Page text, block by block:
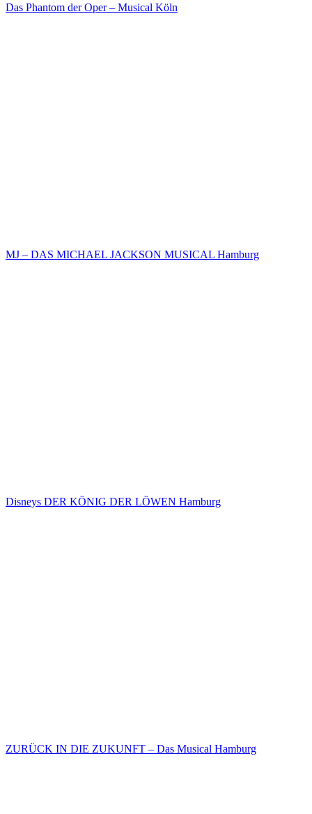
Das Phantom der Oper – Musical Köln
MJ – DAS MICHAEL JACKSON MUSICAL Hamburg
Disneys DER KÖNIG DER LÖWEN Hamburg
ZURÜCK IN DIE ZUKUNFT – Das Musical Hamburg